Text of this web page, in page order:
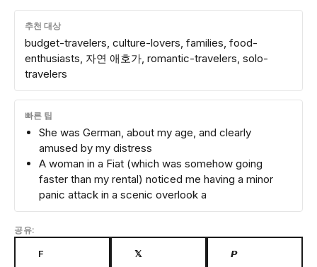
추천 대상
budget-travelers, culture-lovers, families, food-
enthusiasts, 자연 애호가, romantic-travelers, solo-
travelers
빠른 팁
She was German, about my age, and clearly
amused by my distress
A woman in a Fiat (which was somehow going
faster than my rental) noticed me having a minor
panic attack in a scenic overlook a
공유:
F 𝕏 𝙋